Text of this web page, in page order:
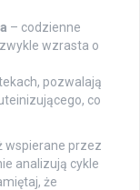
– codzienne
wzrasta o
pozwalają
co
wspierane przez
analizują cykle
że